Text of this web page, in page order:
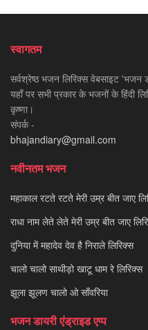
स्वागतम
सर्वश्रेष्ठ भजन लिरिक्स वेबसाइट 'भजन
यहाँ पर सभी प्रकार के भजनों के हिंदी
कृष्णा।
संपर्क -
bhajandiary@gmail.com
नवीनतम भजन
महाकाल रटते रटते मेरी उम्र बीत जाए
राधा नाम लेते लेते मेरी उम्र बीत जाए
दुनिया में महादेव देव है निराले लिरिक्स
चालो चालो साथीड़ो खाटू धाम रे लिरिक्स
झूला झूलण चालो ओ साँवरिया
भजन डायरी एंड्राइड एप्प